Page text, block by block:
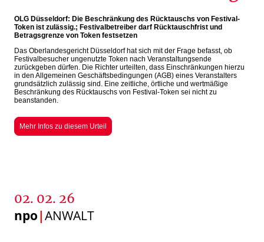
OLG Düsseldorf: Die Beschränkung des Rücktauschs von Festival-
Token ist zulässig.; Festi­val­be­treiber darf Rücktauschfrist und
Betragsgrenze von Token festsetzen
Das Oberlan­des­gericht Düsseldorf hat sich mit der Frage befasst, ob
Festi­val­be­sucher ungenutzte Token nach Veran­stal­tungsende
zurückgeben dürfen. Die Richter urteilten, dass Einschränkungen hierzu
in den Allgemeinen Geschäfts­be­din­gungen (AGB) eines Veranstalters
grundsätzlich zulässig sind. Eine zeitliche, örtliche und wertmäßige
Beschränkung des Rücktauschs von Festival-Token sei nicht zu
beanstanden.
Mehr Infos zu diesem Urteil
02. 02. 26
npo|ANWALT